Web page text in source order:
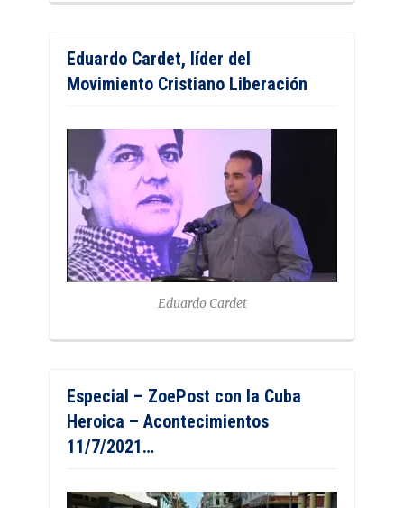
Eduardo Cardet, líder del
Movimiento Cristiano Liberación
Eduardo Cardet
Especial – ZoePost con la Cuba
Heroica – Acontecimientos
11/7/2021…